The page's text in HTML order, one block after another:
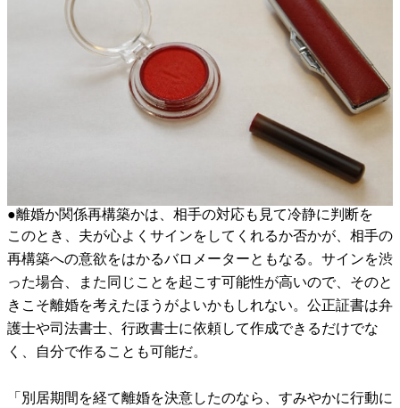
●離婚か関係再構築かは、相手の対応も見て冷静に判断を
このとき、夫が心よくサインをしてくれるか否かが、相手の
再構築への意欲をはかるバロメーターともなる。サインを渋
った場合、また同じことを起こす可能性が高いので、そのと
きこそ離婚を考えたほうがよいかもしれない。公正証書は弁
護士や司法書士、行政書士に依頼して作成できるだけでな
く、自分で作ることも可能だ。
「別居期間を経て離婚を決意したのなら、すみやかに行動に